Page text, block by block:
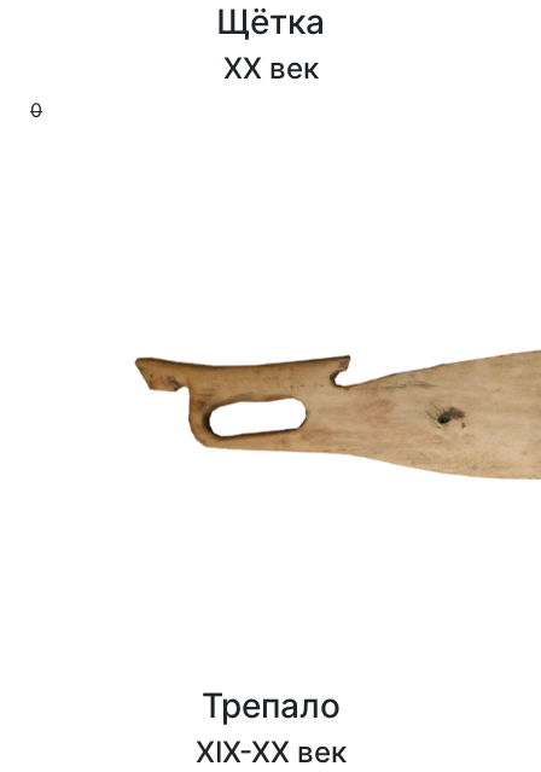
Щётка
XX век
0
Трепало
XIX-XX век